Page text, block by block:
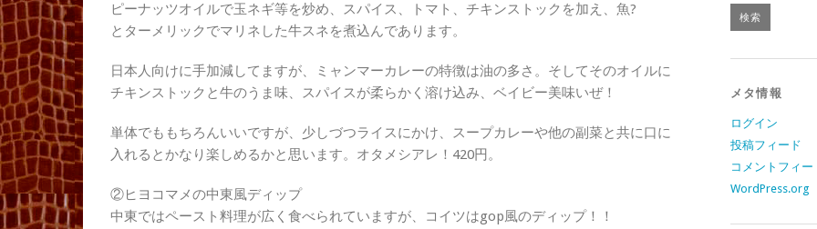
ピーナッツオイルで玉ネギ等を炒め、スパイス、トマト、チキンストックを加え、魚?
とターメリックでマリネした牛スネを煮込んであります。
日本人向けに手加減してますが、ミャンマーカレーの特徴は油の多さ。そしてそのオイルに
チキンストックと牛のうま味、スパイスが柔らかく溶け込み、ベイビー美味いぜ！
単体でももちろんいいですが、少しづつライスにかけ、スープカレーや他の副菜と共に口に
入れるとかなり楽しめるかと思います。オタメシアレ！420円。
②ヒヨコマメの中東風ディップ
中東ではペースト料理が広く食べられていますが、コイツはgop風のディップ！！
メタ情報
ログイン
投稿フィード
コメントフィー
WordPress.org